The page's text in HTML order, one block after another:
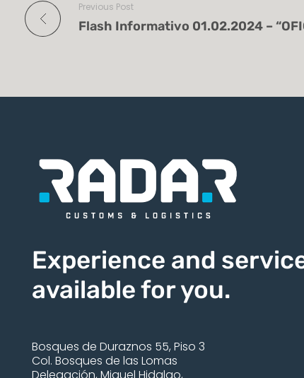
Previous Post
Experience and
available for you.
Bosques de Duraznos 55, Piso 3
Col. Bosques de las Lomas
Delegación, Miguel Hidalgo,